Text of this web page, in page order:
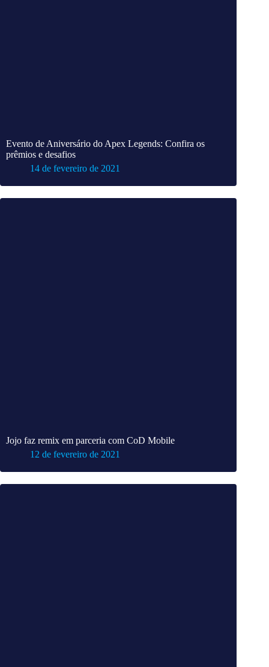
Evento de Aniversário do Apex Legends: Confira os
prêmios e desafios
14 de fevereiro de 2021
Jojo faz remix em parceria com CoD Mobile
12 de fevereiro de 2021